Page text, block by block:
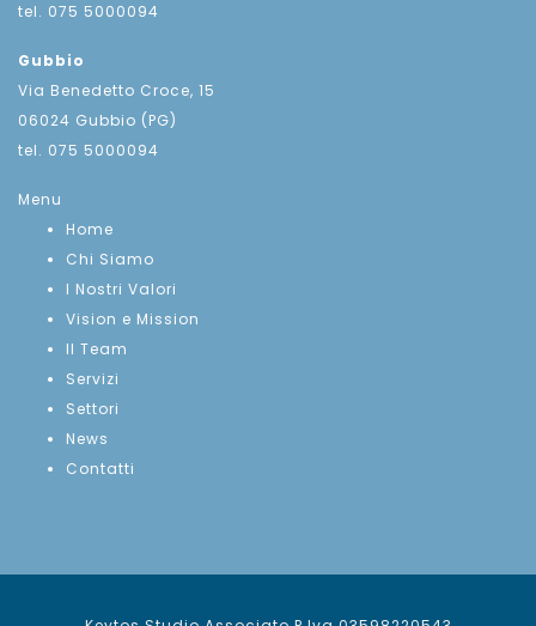
tel. 075 5000094
Gubbio
Via Benedetto Croce, 15
06024 Gubbio (PG)
tel. 075 5000094
Menu
Home
Chi Siamo
I Nostri Valori
Vision e Mission
Il Team
Servizi
Settori
News
Contatti